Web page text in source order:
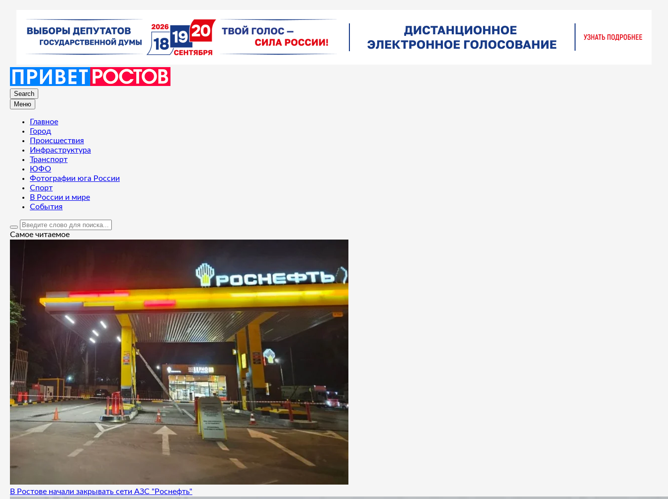
Search
Меню
Главное
Город
Происшествия
Инфраструктура
Транспорт
ЮФО
Фотографии юга России
Спорт
В России и мире
События
Самое читаемое
В Ростове начали закрывать сети АЗС "Роснефть"